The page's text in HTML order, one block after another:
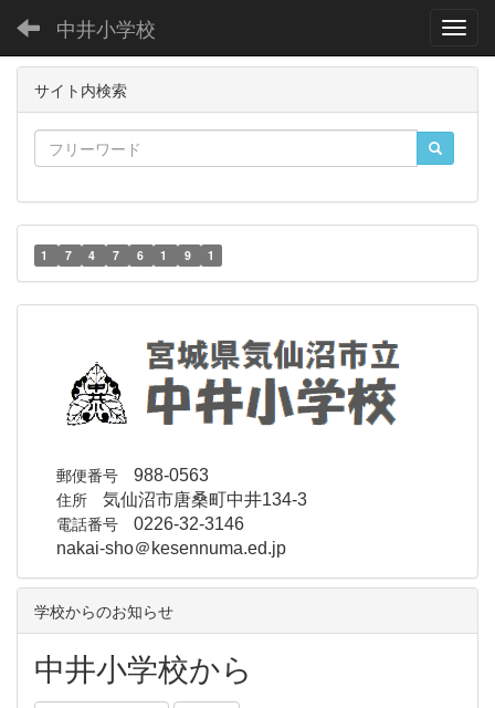
中井小学校
サイト内検索
1 7 4 7 6 1 9 1
郵便番号 988-0563
住所 気仙沼市唐桑町中井134-3
電話番号 0226-32-3146
nakai-sho＠kesennuma.ed.jp
学校からのお知らせ
中井小学校から